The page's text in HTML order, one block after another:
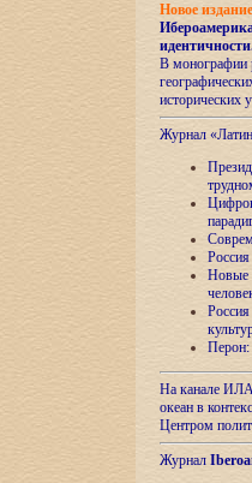
Новое
идентичности
В монографии
исторических
Журнал
Новые
Перон:
На канале
океан в
Центром
Журнал